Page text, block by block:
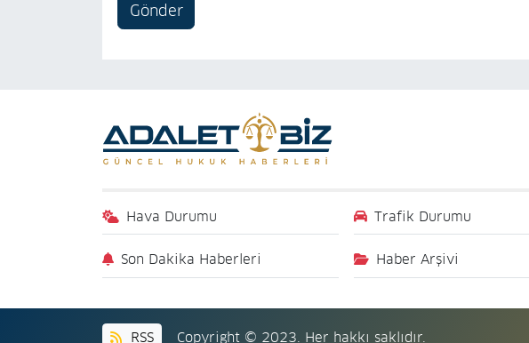
Gönder
Hava Durumu Trafik Durumu
Son Dakika Haberleri Haber Arşivi
RSS Copyright © 2023. Her hakkı saklıdır.